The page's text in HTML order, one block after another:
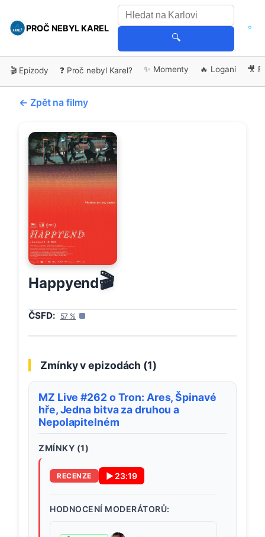
PROČ NEBYL KAREL
🔍
🎬 Epizody ❓ Proč nebyl Karel? ✨ Momenty 🔥 Logani 🎥
← Zpět na filmy
Happyend🎬
ČSFD: 57 %
Zmínky v epizodách (1)
MZ Live #262 o Tron: Ares, Špinavé
hře, Jedna bitva za druhou a
Nepolapitelném
ZMÍNKY (1)
RECENZE ▶ 23:19
HODNOCENÍ MODERÁTORŮ: